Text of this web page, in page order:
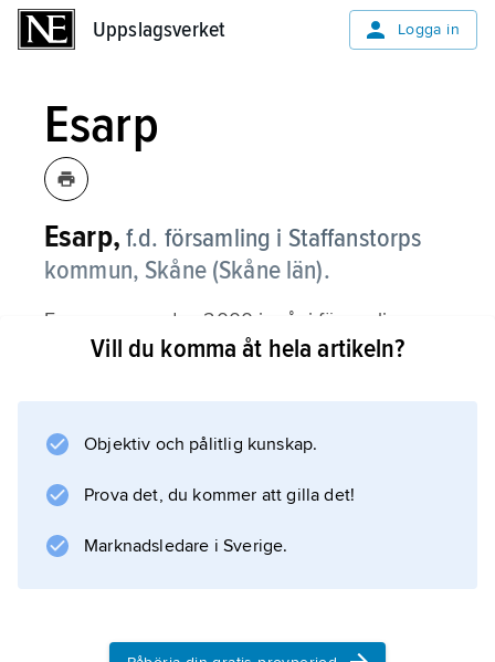
Uppslagsverket Logga in
Esarp
Esarp, f.d. församling i Staffanstorps
kommun, Skåne (Skåne län).
Esarp, som sedan 2000 ingår i församlingen
Sankt Staffan
Vill du komma åt hela artikeln?
Objektiv och pålitlig kunskap.
Prova det, du kommer att gilla det!
Marknadsledare i Sverige.